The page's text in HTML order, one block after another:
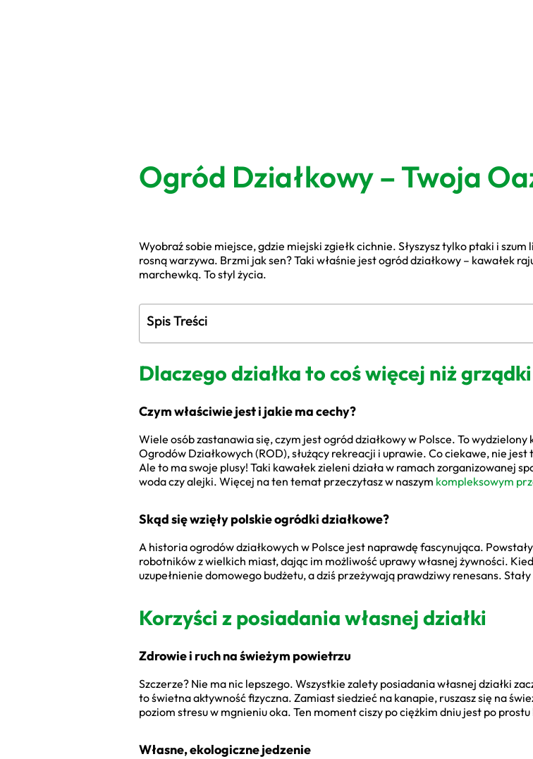
Ogród Działkowy – Twoja
Wyobraź sobie miejsce, gdzie miejski zgiełk cichnie. Słyszysz tylko ptaki i
rosną warzywa. Brzmi jak sen? Taki właśnie jest ogród działkowy – kawałek
marchewką. To styl życia.
Spis Treści
Dlaczego działka to coś więcej niż
Czym właściwie jest i jakie ma cechy?
Wiele osób zastanawia się, czym jest ogród działkowy w Polsce. To
Ogrodów Działkowych (ROD), służący rekreacji i uprawie. Co ciekawe, nie
Ale to ma swoje plusy! Taki kawałek zieleni działa w ramach zorganizowanej
woda czy alejki. Więcej na ten temat przeczytasz w naszym kompleksowym
Skąd się wzięły polskie ogródki działkowe?
A historia ogrodów działkowych w Polsce jest naprawdę fascynująca.
robotników z wielkich miast, dając im możliwość uprawy własnej żywności.
uzupełnienie domowego budżetu, a dziś przeżywają prawdziwy renesans.
Korzyści z posiadania własnej działki
Zdrowie i ruch na świeżym powietrzu
Szczerze? Nie ma nic lepszego. Wszystkie zalety posiadania własnej działki
to świetna aktywność fizyczna. Zamiast siedzieć na kanapie, ruszasz się na
poziom stresu w mgnieniu oka. Ten moment ciszy po ciężkim dniu jest po
Własne, ekologiczne jedzenie